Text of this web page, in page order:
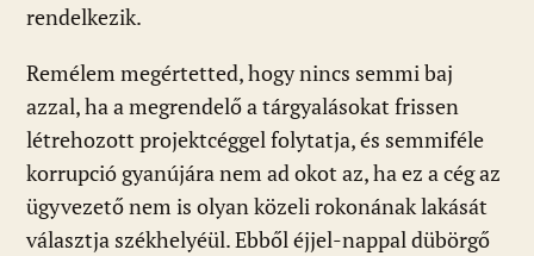
rendelkezik.
Remélem megértetted, hogy nincs semmi baj
azzal, ha a megrendelő a tárgyalásokat frissen
létrehozott projektcéggel folytatja, és semmiféle
korrupció gyanújára nem ad okot az, ha ez a cég az
ügyvezető nem is olyan közeli rokonának lakását
választja székhelyéül. Ebből éjjel-nappal dübörgő